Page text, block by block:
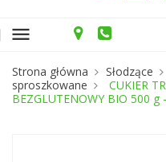
menu
Strona główna Słodzące
sproszkowane
CUKIER
BEZGLUTENOWY BIO 500 g